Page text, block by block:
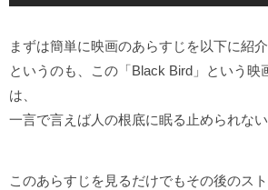
まずは簡単に映画のあらすじを以下に紹介
というのも、この「Black Bird」という映
は、
一言で言えば人の根底に眠る止められない
このあらすじを見るだけでもその後のス